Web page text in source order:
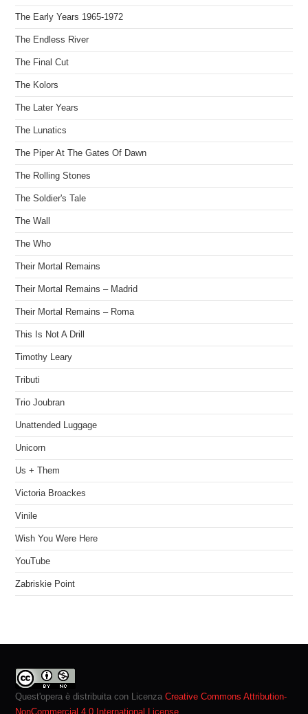
The Early Years 1965-1972
The Endless River
The Final Cut
The Kolors
The Later Years
The Lunatics
The Piper At The Gates Of Dawn
The Rolling Stones
The Soldier's Tale
The Wall
The Who
Their Mortal Remains
Their Mortal Remains – Madrid
Their Mortal Remains – Roma
This Is Not A Drill
Timothy Leary
Tributi
Trio Joubran
Unattended Luggage
Unicorn
Us + Them
Victoria Broackes
Vinile
Wish You Were Here
YouTube
Zabriskie Point
Quest'opera è distribuita con LicenzaCreative Commons Attribution-
NonCommercial 4.0 International License